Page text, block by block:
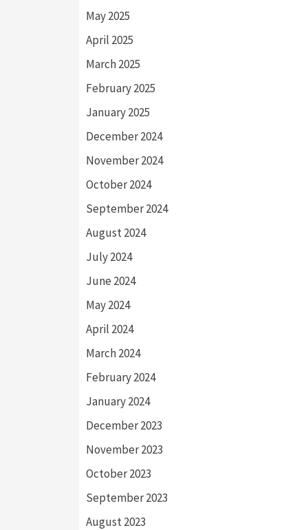
May 2025
April 2025
March 2025
February 2025
January 2025
December 2024
November 2024
October 2024
September 2024
August 2024
July 2024
June 2024
May 2024
April 2024
March 2024
February 2024
January 2024
December 2023
November 2023
October 2023
September 2023
August 2023